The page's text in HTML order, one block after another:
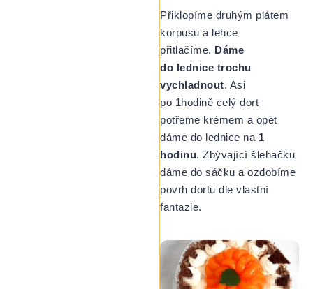
Přiklopíme druhým plátem
korpusu a lehce
přitlačíme. Dáme
do lednice trochu
vychladnout. Asi
po 1hodině celý dort
potřeme krémem a opět
dáme do lednice na 1
hodinu. Zbývající šlehačku
dáme do sáčku a ozdobíme
povrh dortu dle vlastní
fantazie.